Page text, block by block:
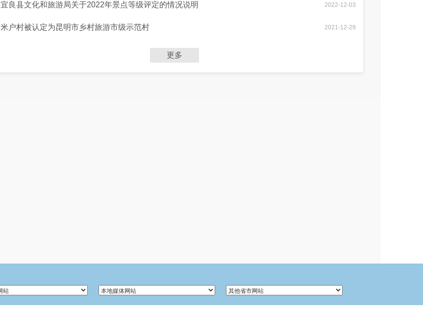
宜良县文化和旅游局关于2022年景点等级评定的情况说明 2022-12-03
米户村被认定为昆明市乡村旅游市级示范村 2021-12-29
更多